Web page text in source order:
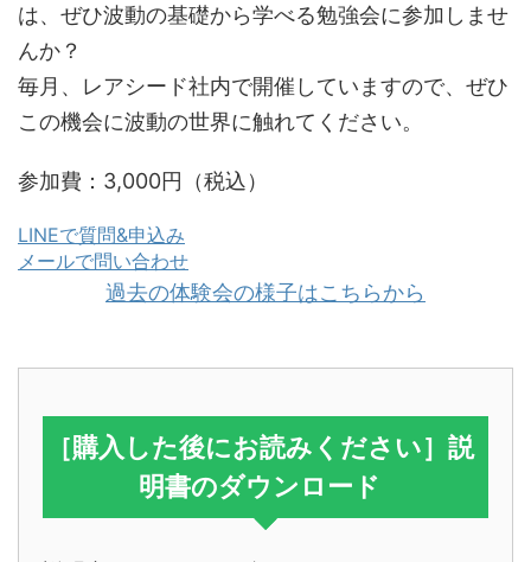
は、ぜひ波動の基礎から学べる勉強会に参加しませ
んか？
毎月、レアシード社内で開催していますので、ぜひ
この機会に波動の世界に触れてください。
参加費：3,000円（税込）
LINEで質問&申込み
メールで問い合わせ
過去の体験会の様子はこちらから
［購入した後にお読みください］ 説
明書のダウンロード